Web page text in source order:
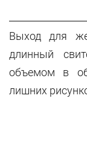
Выход для
длинный
объемом в
лишних